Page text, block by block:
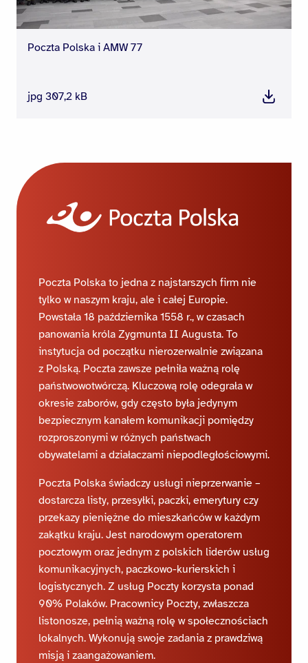
Poczta Polska i AMW 77
jpg 307,2 kB
Pobierz
Poczta Polska to jedna z najstarszych firm nie
tylko w naszym kraju, ale i całej Europie.
Powstała 18 października 1558 r., w czasach
panowania króla Zygmunta II Augusta. To
instytucja od początku nierozerwalnie związana
z Polską. Poczta zawsze pełniła ważną rolę
państwowotwórczą. Kluczową rolę odegrała w
okresie zaborów, gdy często była jedynym
bezpiecznym kanałem komunikacji pomiędzy
rozproszonymi w różnych państwach
obywatelami a działaczami niepodległościowymi.
Poczta Polska świadczy usługi nieprzerwanie –
dostarcza listy, przesyłki, paczki, emerytury czy
przekazy pieniężne do mieszkańców w każdym
zakątku kraju. Jest narodowym operatorem
pocztowym oraz jednym z polskich liderów usług
komunikacyjnych, paczkowo-kurierskich i
logistycznych. Z usług Poczty korzysta ponad
90% Polaków. Pracownicy Poczty, zwłaszcza
listonosze, pełnią ważną rolę w społecznościach
lokalnych. Wykonują swoje zadania z prawdziwą
misją i zaangażowaniem.